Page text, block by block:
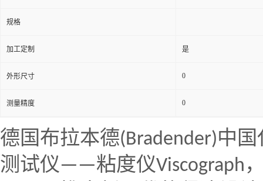
规格
加工定制 是
外形尺寸 0
测量精度 0
德国布拉本德(Bradender)中
测试仪——粘度仪Viscograph